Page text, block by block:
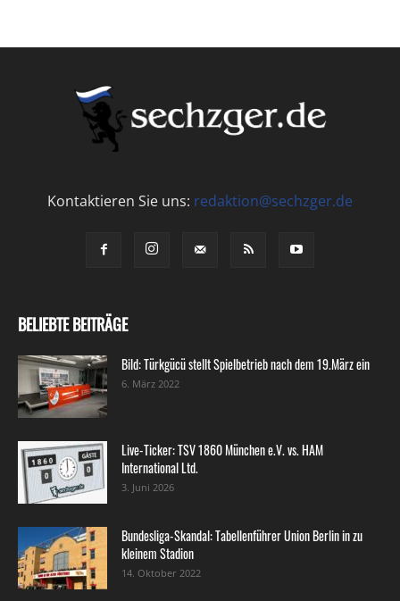
Kontaktieren Sie uns: redaktion@sechzger.de
BELIEBTE BEITRÄGE
Bild: Türkgücü stellt Spielbetrieb nach dem 19.März ein
6. März 2022
Live-Ticker: TSV 1860 München e.V. vs. HAM
International Ltd.
3. Juni 2026
Bundesliga-Skandal: Tabellenführer Union Berlin in zu
kleinem Stadion
14. Oktober 2022